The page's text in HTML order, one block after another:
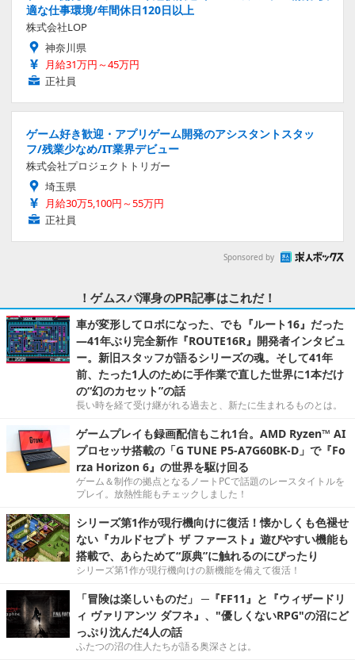
適な仕事環境/年間休日120日以上
株式会社LOP
神奈川県
月給31万円～45万円
正社員
ゲーム好き歓迎・アプリゲーム開発のアシスタントスタッ
フ/残業少なめ/IT業界デビュー
株式会社プロジェクトトリガー
埼玉県
月給30万5,100円～55万円
正社員
Sponsored by
！ゲムスパ渾身のPR記事はこれだ！
車が変形してロボになった、でも『ルート16』だった
―41年ぶり完全新作『ROUTE16R』開発者インタビュ
ー。新旧スタッフが語るシリーズの魂。そして41年
前、たった1人のために手作業で直した世界に1本だけ
の“幻のカセット”の話
長い時を経て受け継がれる過去と、新たに生まれるものとは。
ゲームプレイも録画配信もこれ1台。AMD Ryzen™ AI
プロセッサ搭載の「G TUNE P5-A7G60BK-D」で『Fo
rza Horizon 6』の世界を駆け回る
ゲーム＆制作の拠点となるノートPCで話題のレースタイトルを
プレイ。放熱性能もチェックしました！
シリーズ第1作が現行機向けに復活！懐かしくも色褪せ
ない『カルドセプト ザ ファースト』遊びやすい機能も
搭載で、あらためて“原典”に触れるのにぴったり
シリーズ第1作が現行機向けの新機能を備えて復活！
「冒険は楽しいものだ」 ─『FF11』と『ウィザードリ
ィ ヴァリアンツ ダフネ』、"優しくないRPG"の沼にど
っぷり沈んだ4人の話
ふたつの沼の住人たちが語る奥深さとは。